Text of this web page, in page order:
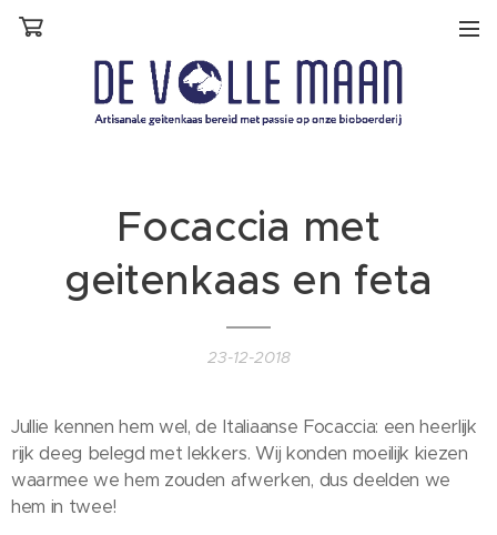
Focaccia met
geitenkaas en feta
23-12-2018
Jullie kennen hem wel, de Italiaanse Focaccia: een heerlijk
rijk deeg belegd met lekkers. Wij konden moeilijk kiezen
waarmee we hem zouden afwerken, dus deelden we
hem in twee!